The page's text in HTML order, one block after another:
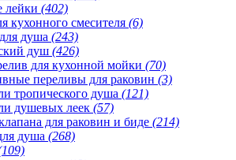
лейки (402)
кухонного смесителя (6)
душа (243)
душ (426)
для кухонной мойки (70)
переливы для раковин (3)
тропического душа (121)
душевых леек (57)
для раковин и биде (214)
душа (268)